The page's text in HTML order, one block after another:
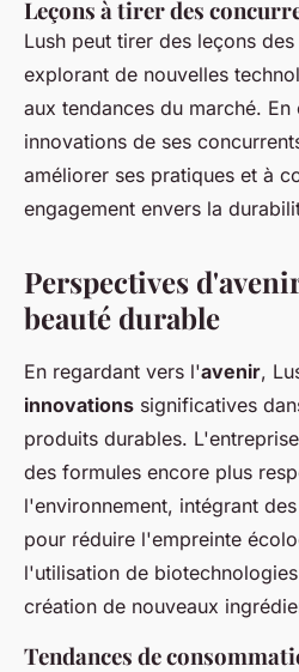
Leçons à tirer des
Lush peut tirer des leçons
explorant de nouvelles
aux tendances du marché. En
innovations de ses
améliorer ses pratiques et à
engagement envers la
Perspectives
beauté durable
En regardant vers l'avenir,
innovations significatives
produits durables.
des formules encore plus
l'environnement, intégrant
pour réduire l'empreinte
l'utilisation de
création de nouveaux
Tendances de